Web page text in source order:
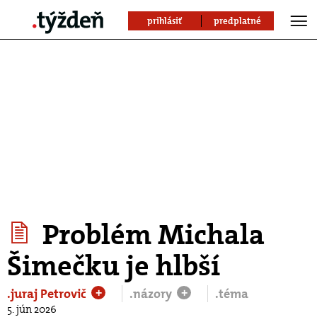
prihlásiť predplatné
Problém Michala
Šimečku je hlbší
.juraj Petrovič + .názory + .téma
5. jún 2026